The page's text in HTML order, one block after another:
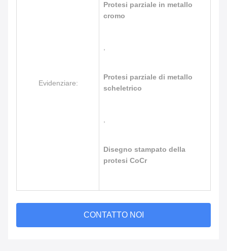
Evidenziare:
Protesi parziale in metallo
cromo
Protesi parziale di metallo
scheletrico
Disegno stampato della
protesi CoCr
CONTATTO NOI